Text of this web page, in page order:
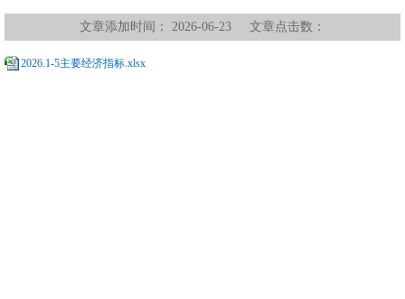
文章添加时间： 2026-06-23 文章点击数：
2026.1-5主要经济指标.xlsx